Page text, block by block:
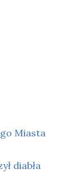
Miasta
diabła